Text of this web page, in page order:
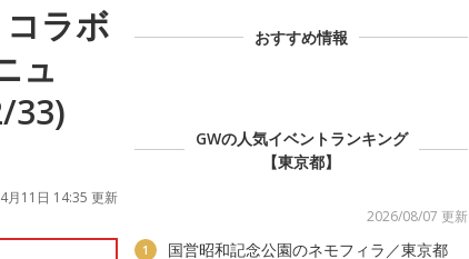
ラボ
ュ
33)
月11日 14:35 更新
おすすめ情報
GWの人気イベントランキング
【東京都】
2026/08/07 更新
1 国営昭和記念公園のネモフィラ／東京都